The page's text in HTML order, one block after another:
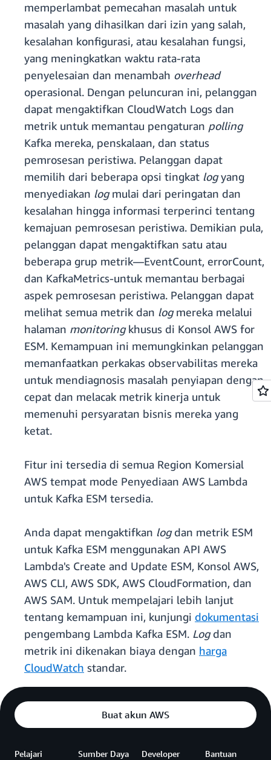
memperlambat pemecahan masalah untuk
masalah yang dihasilkan dari izin yang salah,
kesalahan konfigurasi, atau kesalahan fungsi,
yang meningkatkan waktu rata-rata
penyelesaian dan menambah overhead
operasional. Dengan peluncuran ini, pelanggan
dapat mengaktifkan CloudWatch Logs dan
metrik untuk memantau pengaturan polling
Kafka mereka, penskalaan, dan status
pemrosesan peristiwa. Pelanggan dapat
memilih dari beberapa opsi tingkat logyang
menyediakan logmulai dari peringatan dan
kesalahan hingga informasi terperinci tentang
kemajuan pemrosesan peristiwa. Demikian pula,
pelanggan dapat mengaktifkan satu atau
beberapa grup metrik—EventCount, errorCount,
dan KafkaMetrics-untuk memantau berbagai
aspek pemrosesan peristiwa. Pelanggan dapat
melihat semua metrik dan logmereka melalui
halaman monitoringkhusus di Konsol AWS for
ESM. Kemampuan ini memungkinkan pelanggan
memanfaatkan perkakas observabilitas mereka
untuk mendiagnosis masalah penyiapan dengan
cepat dan melacak metrik kinerja untuk
memenuhi persyaratan bisnis mereka yang
ketat.
Fitur ini tersedia di semua Region Komersial
AWS tempat mode Penyediaan AWS Lambda
untuk Kafka ESM tersedia.
Anda dapat mengaktifkan logdan metrik ESM
untuk Kafka ESM menggunakan API AWS
Lambda's Create and Update ESM, Konsol AWS,
AWS CLI, AWS SDK, AWS CloudFormation, dan
AWS SAM. Untuk mempelajari lebih lanjut
tentang kemampuan ini, kunjungi dokumentasi
pengembang Lambda Kafka ESM. Logdan
metrik ini dikenakan biaya dengan harga
CloudWatch standar.
Buat akun AWS
Pelajari Sumber Daya Developer Bantuan